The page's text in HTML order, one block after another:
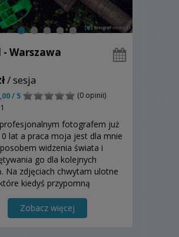
- Warszawa
/ sesja
/ 5
(0 opinii)
fotografem już
lat a praca moja jest dla mnie
widzenia świata i
go dla kolejnych
Na zdjęciach chwytam ulotne
kiedyś przypomną
do obejrzenia galerii ze
ślubnymi oraz do kontaktu. Z
Zobacz więcej